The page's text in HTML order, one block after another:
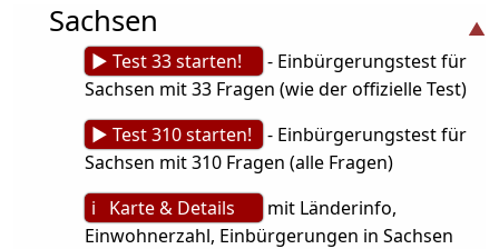
Sachsen
► Test 33 starten!
- Einbürgerungstest für
Sachsen mit 33 Fragen (wie der offizielle Test)
► Test 310 starten!
- Einbürgerungstest für
Sachsen mit 310 Fragen (alle Fragen)
ℹ Karte & Details
mit Länderinfo,
Einwohnerzahl, Einbürgerungen in Sachsen